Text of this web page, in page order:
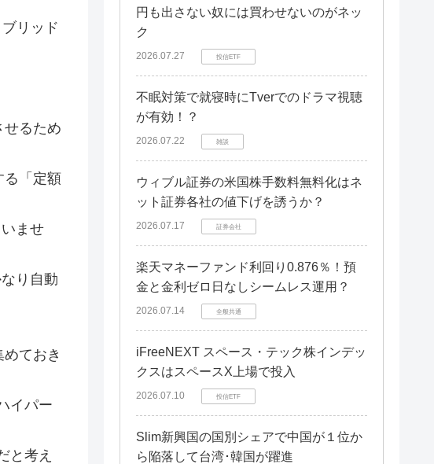
リッド
せるため
る「定額
ませ
り自動
ておき
イパー
と考え
円も出さない奴には買わせないのがネッ
ク
2026.07.27 投信ETF
不眠対策で就寝時にTverでのドラマ視聴
が有効！？
2026.07.22 雑談
ウィブル証券の米国株手数料無料化はネ
ット証券各社の値下げを誘うか？
2026.07.17 証券会社
楽天マネーファンド利回り0.876％！預
金と金利ゼロ日なしシームレス運用？
2026.07.14 全般共通
iFreeNEXT スペース・テック株インデッ
クスはスペースX上場で投入
2026.07.10 投信ETF
Slim新興国の国別シェアで中国が１位か
ら陥落して台湾･韓国が躍進